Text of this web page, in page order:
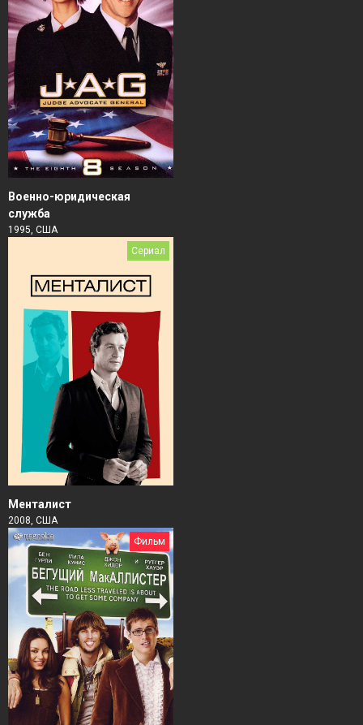
Военно-юридическая
служба
1995, США
Сериал
Менталист
2008, США
Фильм